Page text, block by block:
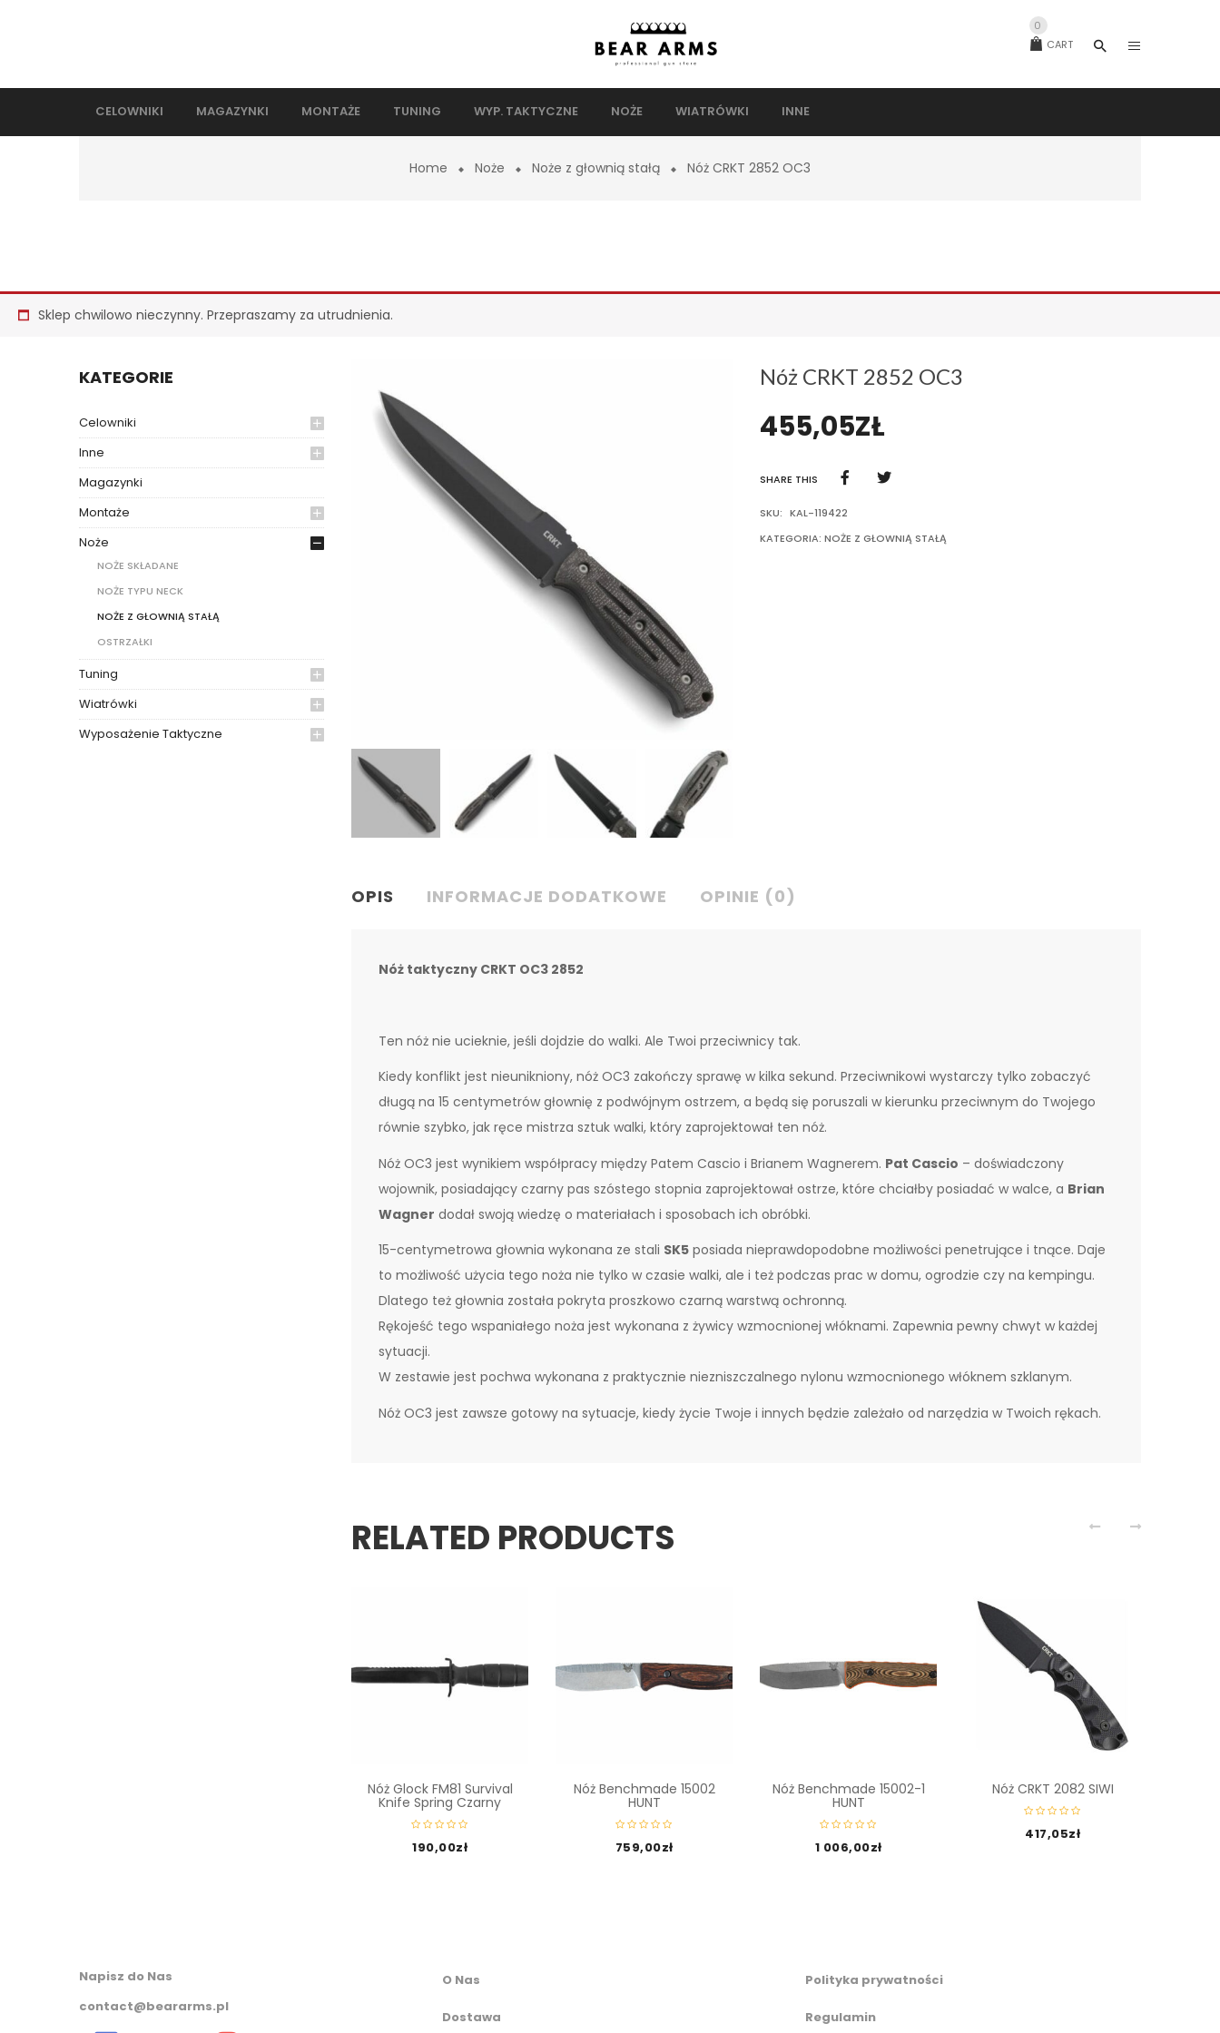
CART
0
CELOWNIKI MAGAZYNKI MONTAŻE TUNING WYP. TAKTYCZNE NOŻE WIATRÓWKI INNE
Home Noże Noże z głownią stałą Nóż CRKT 2852 OC3
Sklep chwilowo nieczynny. Przepraszamy za utrudnienia.
KATEGORIE
Celowniki
Inne
Magazynki
Montaże
Noże
NOŻE SKŁADANE
NOŻE TYPU NECK
NOŻE Z GŁOWNIĄ STAŁĄ
OSTRZAŁKI
Tuning
Wiatrówki
Wyposażenie Taktyczne
Nóż CRKT 2852 OC3
455,05ZŁ
SHARE THIS
SKU: KAL-119422
KATEGORIA: NOŻE Z GŁOWNIĄ STAŁĄ
OPIS INFORMACJE DODATKOWE OPINIE (0)
Nóż taktyczny CRKT OC3 2852
Ten nóż nie ucieknie, jeśli dojdzie do walki. Ale Twoi przeciwnicy tak.
Kiedy konflikt jest nieunikniony, nóż OC3 zakończy sprawę w kilka sekund. Przeciwnikowi wystarczy tylko zobaczyć
długą na 15 centymetrów głownię z podwójnym ostrzem, a będą się poruszali w kierunku przeciwnym do Twojego
równie szybko, jak ręce mistrza sztuk walki, który zaprojektował ten nóż.
Nóż OC3 jest wynikiem współpracy między Patem Cascio i Brianem Wagnerem. Pat Cascio – doświadczony
wojownik, posiadający czarny pas szóstego stopnia zaprojektował ostrze, które chciałby posiadać w walce, a Brian
Wagner dodał swoją wiedzę o materiałach i sposobach ich obróbki.
15-centymetrowa głownia wykonana ze stali SK5 posiada nieprawdopodobne możliwości penetrujące i tnące. Daje
to możliwość użycia tego noża nie tylko w czasie walki, ale i też podczas prac w domu, ogrodzie czy na kempingu.
Dlatego też głownia została pokryta proszkowo czarną warstwą ochronną.
Rękojeść tego wspaniałego noża jest wykonana z żywicy wzmocnionej włóknami. Zapewnia pewny chwyt w każdej
sytuacji.
W zestawie jest pochwa wykonana z praktycznie niezniszczalnego nylonu wzmocnionego włóknem szklanym.
Nóż OC3 jest zawsze gotowy na sytuacje, kiedy życie Twoje i innych będzie zależało od narzędzia w Twoich rękach.
RELATED PRODUCTS
Nóż Glock FM81 Survival
Knife Spring Czarny
190,00zł
Nóż Benchmade 15002
HUNT
759,00zł
Nóż Benchmade 15002-1
HUNT
1 006,00zł
Nóż CRKT 2082 SIWI
417,05zł
Napisz do Nas
contact@beararms.pl
O Nas
Dostawa
Polityka prywatności
Regulamin